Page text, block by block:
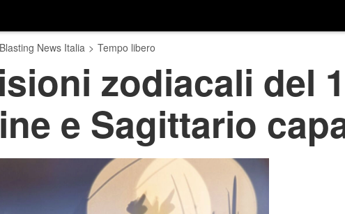
Blasting News Italia > Tempo libero
zodiacali del
e Sagittario